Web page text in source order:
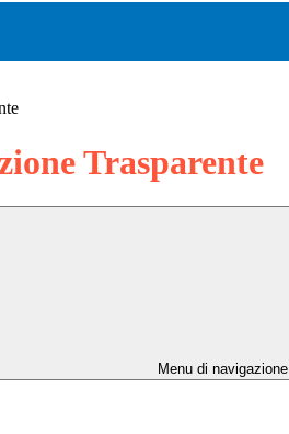
Trasparente
Menu di navigazione